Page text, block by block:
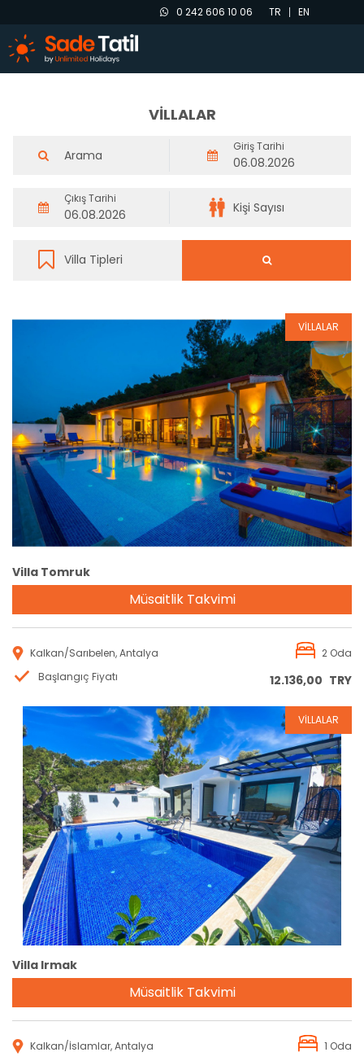
0 242 606 10 06 TR EN
VİLLALAR
Giriş Tarihi
Çıkış Tarihi
Rezervasyon
VİLLALAR
Villa Tomruk
Müsaitlik Takvimi
Kalkan/Sarıbelen, Antalya
2 Oda
Başlangıç Fiyatı
12.136,00 TRY
Rezervasyon
VİLLALAR
Villa Irmak
Müsaitlik Takvimi
Kalkan/İslamlar, Antalya
1 Oda